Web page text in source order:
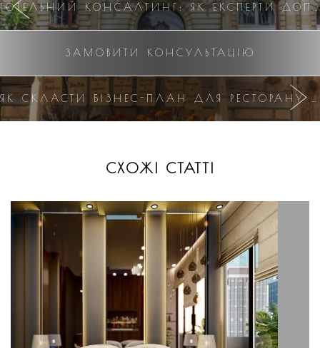
ГОТЕЛЬНИЙ КОНСАЛТИНГ: ЯК ЕКСПЕРТИ ДОПОМАГАЮТЬ ПІДВИЩИТИ ПРИБУТКОВІСТЬ ГОТЕЛІВ
ЗАМОВИТИ КОНСУЛЬТАЦІЮ
ЯК СКЛАСТИ БІЗНЕС-ПЛАН ДЛЯ РЕСТОРАНУ ЧИ ГОТЕЛЮ? ПОКРОКОВА ІНСТРУКЦІЯ
СХОЖІ СТАТТІ